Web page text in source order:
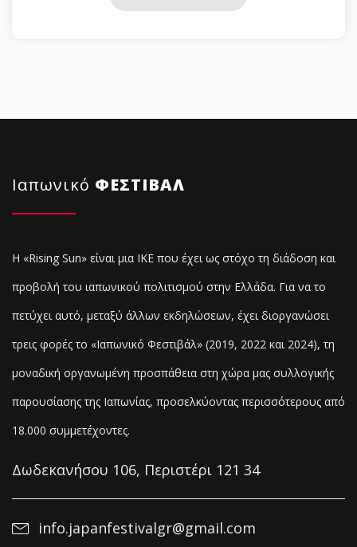
Ιαπωνικό ΦΕΣΤΙΒΑΛ
Η «Rising Sun» είναι μια ΙΚΕ που έχει ως στόχο τη διάδοση και
προβολή του ιαπωνικού πολιτισμού στην Ελλάδα. Για να το
πετύχει αυτό, μεταξύ άλλων εκδηλώσεων, έχει διοργανώσει
τρεις φορές το «Ιαπωνικό Φεστιβάλ» (2019, 2022 και 2024), τη
μοναδική οργανωμένη προσπάθεια στη χώρα μας συλλογικής
παρουσίασης της Ιαπωνίας, προσελκύοντας περισσότερους από
18.000 συμμετέχοντες.
Δωδεκανήσου 106, Περιστέρι 121 34
info.japanfestivalgr@gmail.com